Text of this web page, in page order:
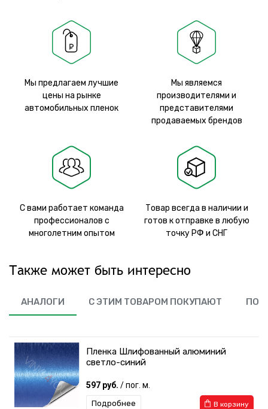
Мы предлагаем лучшие
цены на рынке
автомобильных пленок
Мы являемся
производителями и
представителями
продаваемых брендов
С вами работает команда
профессионалов с
многолетним опытом
Товар всегда в наличии и
готов к отправке в любую
точку РФ и СНГ
Также может быть интересно
АНАЛОГИ С ЭТИМ ТОВАРОМ ПОКУПАЮТ
Пленка Шлифованный алюминий
светло-синий
597 руб. / пог. м.
В корзину
Подробнее